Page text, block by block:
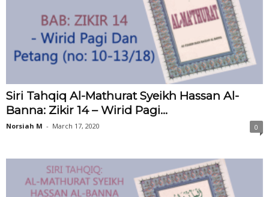
Siri Tahqiq Al-Mathurat Syeikh Hassan Al-
Banna: Zikir 14 – Wirid Pagi...
Norsiah M - March 17, 2020 0